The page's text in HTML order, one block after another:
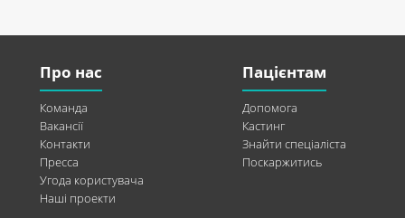
Про нас
Команда
Вакансії
Контакти
Пресса
Угода користувача
Наші проекти
Пацієнтам
Допомога
Кастинг
Знайти спеціаліста
Поскаржитись